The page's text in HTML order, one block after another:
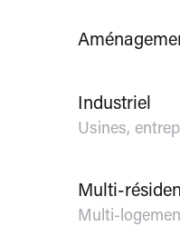
Industriel
Usines,
Multi-
Multi-